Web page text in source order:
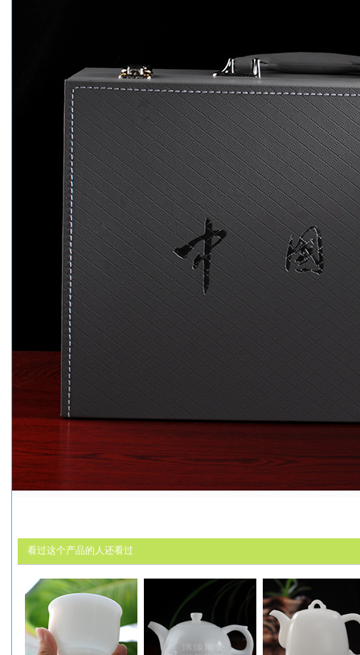
看过这个产品的人还看过